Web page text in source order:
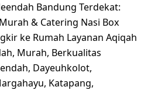
Bandung Terdekat:
& Catering Nasi Box
ke Rumah Layanan Aqiqah
Murah, Berkualitas
Dayeuhkolot,
Katapang,